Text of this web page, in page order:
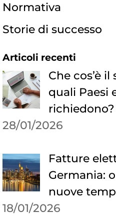
Normativa
Storie di successo
Articoli recenti
Che cos’è il
quali Paesi
richiedono?
28/01/2026
Fatture
Germania:
nuove
18/01/2026